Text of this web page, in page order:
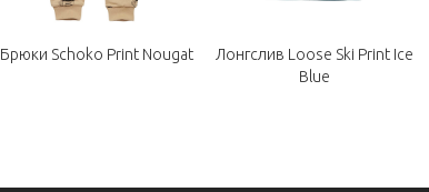
Брюки Schoko Print Nougat
Лонгслив Loose Ski Print Ice
Blue